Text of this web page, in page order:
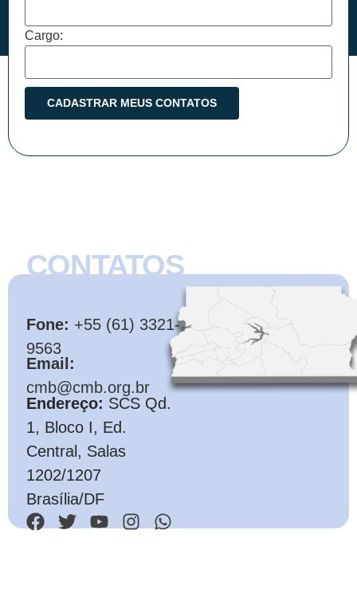
Cargo:
CONTATOS
Fone: +55 (61) 3321-
9563
Email:
cmb@cmb.org.br
Endereço: SCS Qd.
1, Bloco I, Ed.
Central, Salas
1202/1207
Brasília/DF